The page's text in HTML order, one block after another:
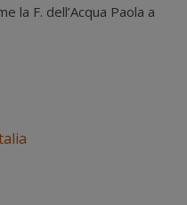
la F. dell’Acqua Paola a